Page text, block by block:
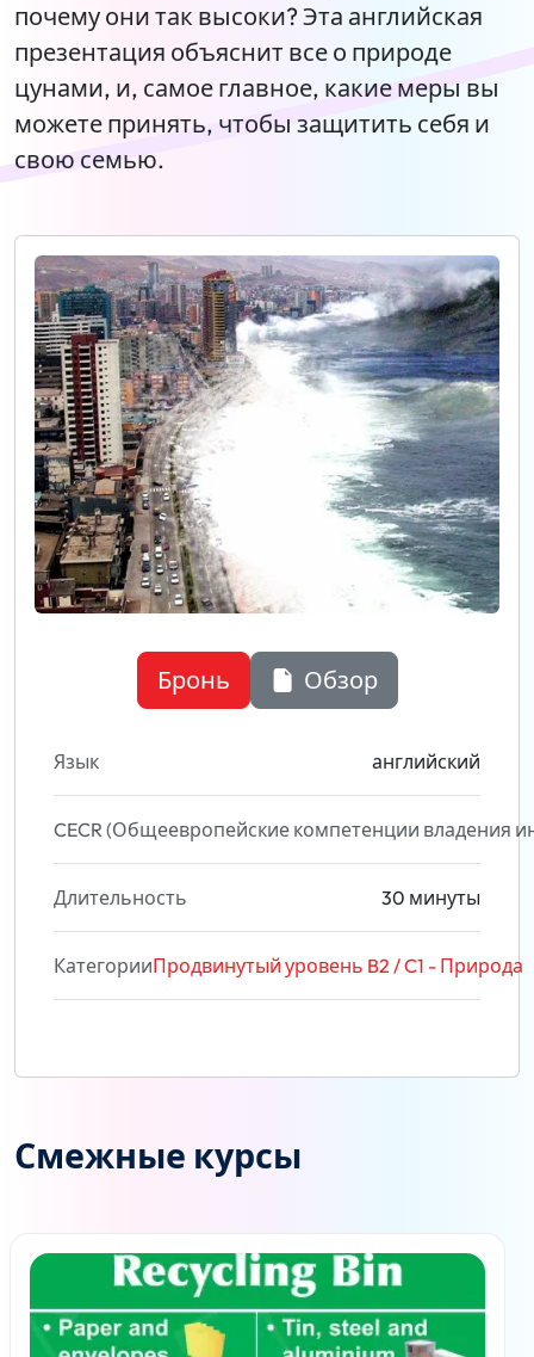
почему они так высоки? Эта английская
презентация объяснит все о природе
цунами, и, самое главное, какие меры вы
можете принять, чтобы защитить себя и
свою семью.
Бронь Обзор
Язык английский
CECR (Общеевропейские компетенции владения
Длительность 30 минуты
КатегорииПродвинутый уровень B2 / C1 - Природа
Смежные курсы